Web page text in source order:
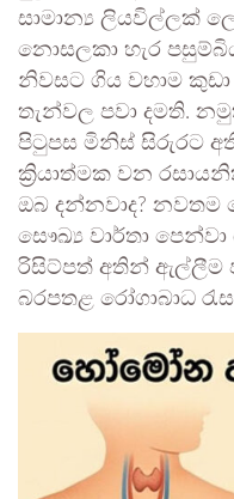
සාමාන්‍ය ලියවිල්ලක්
නොසලකා හැර
නිවසට ගිය වහාම
තැන්වල පවා දමති.
පිටුපස මිනිස් සිරුරට
ක්‍රියාත්මක වන
ඔබ දන්නවාද?
සෞඛ්‍ය වාර්තා
රිසිට්පත් අතින් ඇල්ලීම
බරපතළ රෝගාබාධ